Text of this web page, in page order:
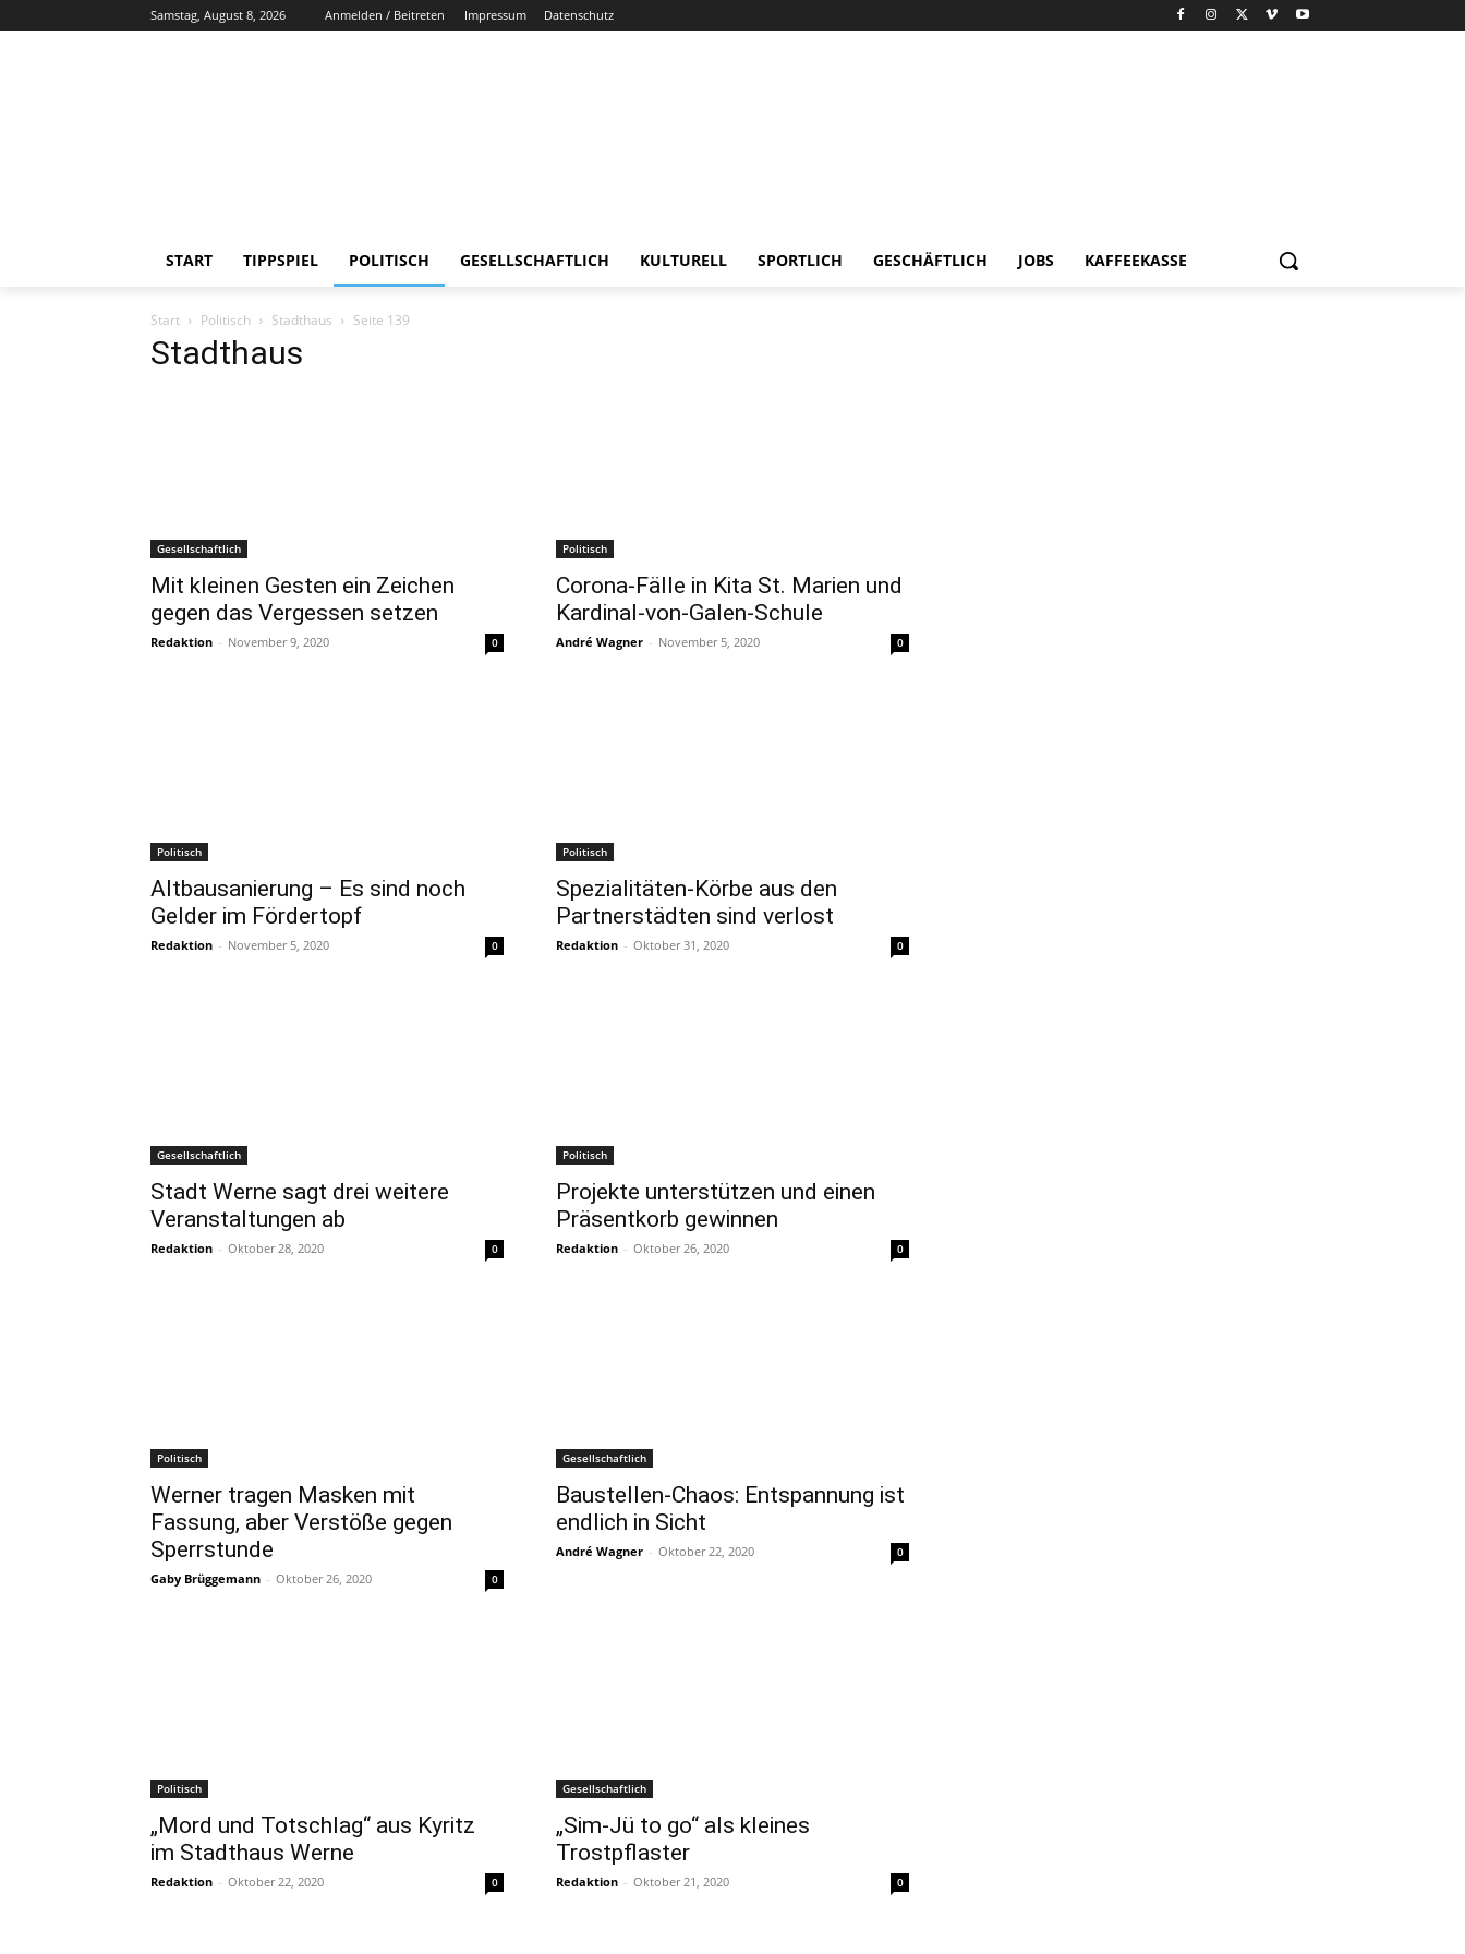
Samstag, August 8, 2026 Anmelden / Beitreten Impressum Datenschutz
START TIPPSPIEL POLITISCH GESELLSCHAFTLICH KULTURELL SPORTLICH GESCHÄFTLICH JOBS KAFFEEKASSE
Start Politisch Stadthaus Seite 139
Stadthaus
Gesellschaftlich
Mit kleinen Gesten ein Zeichen
gegen das Vergessen setzen
Redaktion - November 9, 2020 0
Politisch
Corona-Fälle in Kita St. Marien und
Kardinal-von-Galen-Schule
André Wagner - November 5, 2020 0
Politisch
Altbausanierung – Es sind noch
Gelder im Fördertopf
Redaktion - November 5, 2020 0
Politisch
Spezialitäten-Körbe aus den
Partnerstädten sind verlost
Redaktion - Oktober 31, 2020 0
Gesellschaftlich
Stadt Werne sagt drei weitere
Veranstaltungen ab
Redaktion - Oktober 28, 2020 0
Politisch
Projekte unterstützen und einen
Präsentkorb gewinnen
Redaktion - Oktober 26, 2020 0
Politisch
Werner tragen Masken mit
Fassung, aber Verstöße gegen
Sperrstunde
Gaby Brüggemann - Oktober 26, 2020 0
Gesellschaftlich
Baustellen-Chaos: Entspannung ist
endlich in Sicht
André Wagner - Oktober 22, 2020 0
Politisch
„Mord und Totschlag“ aus Kyritz
im Stadthaus Werne
Redaktion - Oktober 22, 2020 0
Gesellschaftlich
„Sim-Jü to go“ als kleines
Trostpflaster
Redaktion - Oktober 21, 2020 0